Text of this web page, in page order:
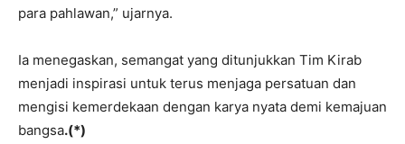
para pahlawan,” ujarnya.
Ia menegaskan, semangat yang ditunjukkan Tim Kirab
menjadi inspirasi untuk terus menjaga persatuan dan
mengisi kemerdekaan dengan karya nyata demi kemajuan
bangsa.(*)